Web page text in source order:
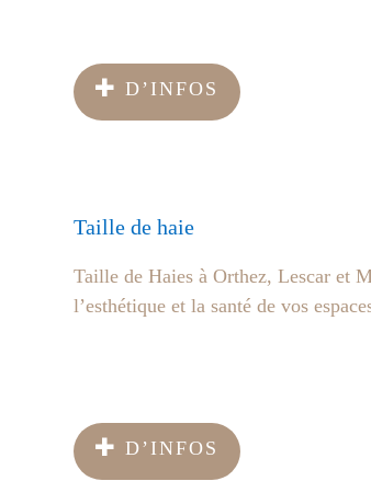
D’INFOS
Taille de haie
Taille de Haies à Orthez, Lescar et
l’esthétique et la santé de vos
D’INFOS